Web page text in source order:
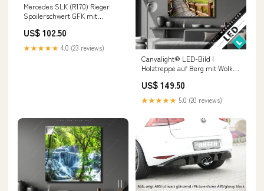
Mercedes SLK (R170) Rieger
Spoilerschwert GFK mit
Spoilerlippe 70002 und
Spoileransatz 70001 gekantete
Version, für Spoilerlippe, für
US$ 102.50
★★★★★ 4.0 (23 reviews)
Canvalight® LED-Bild |
Holztreppe auf Berg mit Wolken
300
US$ 149.50
★★★★★ 5.0 (20 reviews)